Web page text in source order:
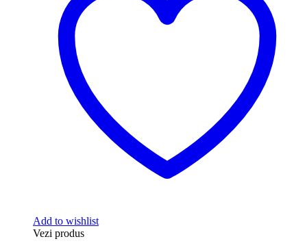
Add to wishlist
Vezi produs